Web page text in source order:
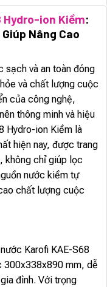
Hydro-ion Kiềm:
Nâng Cao
sạch và an toàn đóng
và chất lượng cuộc
của công nghệ,
thông minh và hiệu
Hydro-ion Kiềm là
hiện nay, được trang
không chỉ giúp lọc
nước kiềm tự
chất lượng cuộc
Karofi KAE-S68
300x338x890 mm, dễ
đình. Với trọng